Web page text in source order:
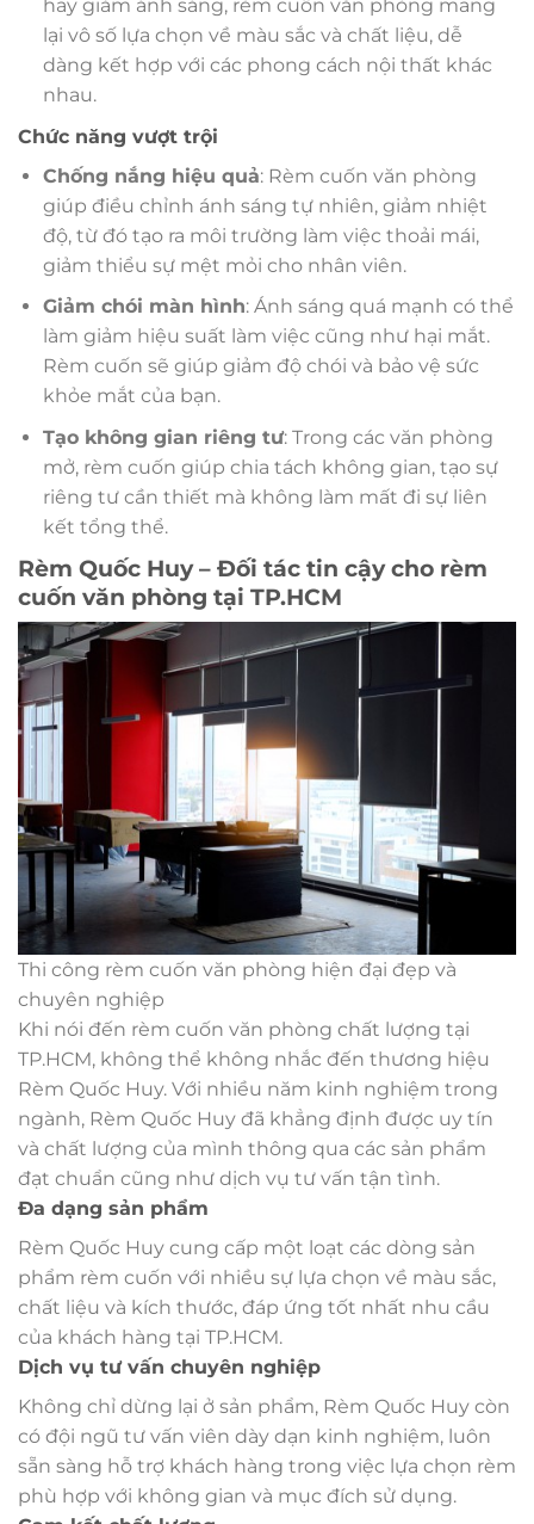
hay giảm ánh sáng, rèm cuốn văn phòng mang
lại vô số lựa chọn về màu sắc và chất liệu, dễ
dàng kết hợp với các phong cách nội thất khác
nhau.
Chức năng vượt trội
Chống nắng hiệu quả: Rèm cuốn văn phòng
giúp điều chỉnh ánh sáng tự nhiên, giảm nhiệt
độ, từ đó tạo ra môi trường làm việc thoải mái,
giảm thiểu sự mệt mỏi cho nhân viên.
Giảm chói màn hình: Ánh sáng quá mạnh có thể
làm giảm hiệu suất làm việc cũng như hại mắt.
Rèm cuốn sẽ giúp giảm độ chói và bảo vệ sức
khỏe mắt của bạn.
Tạo không gian riêng tư: Trong các văn phòng
mở, rèm cuốn giúp chia tách không gian, tạo sự
riêng tư cần thiết mà không làm mất đi sự liên
kết tổng thể.
Rèm Quốc Huy – Đối tác tin cậy cho rèm
cuốn văn phòng tại TP.HCM
Thi công rèm cuốn văn phòng hiện đại đẹp và
chuyên nghiệp
Khi nói đến rèm cuốn văn phòng chất lượng tại
TP.HCM, không thể không nhắc đến thương hiệu
Rèm Quốc Huy. Với nhiều năm kinh nghiệm trong
ngành, Rèm Quốc Huy đã khẳng định được uy tín
và chất lượng của mình thông qua các sản phẩm
đạt chuẩn cũng như dịch vụ tư vấn tận tình.
Đa dạng sản phẩm
Rèm Quốc Huy cung cấp một loạt các dòng sản
phẩm rèm cuốn với nhiều sự lựa chọn về màu sắc,
chất liệu và kích thước, đáp ứng tốt nhất nhu cầu
của khách hàng tại TP.HCM.
Dịch vụ tư vấn chuyên nghiệp
Không chỉ dừng lại ở sản phẩm, Rèm Quốc Huy còn
có đội ngũ tư vấn viên dày dạn kinh nghiệm, luôn
sẵn sàng hỗ trợ khách hàng trong việc lựa chọn rèm
phù hợp với không gian và mục đích sử dụng.